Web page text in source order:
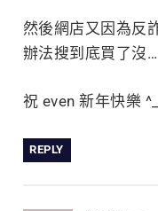
然後網店又因為反
辦法搜到底買了沒
祝 even 新年快樂
REPLY